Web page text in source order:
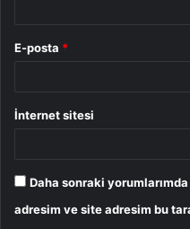
E-posta *
İnternet sitesi
Daha sonraki
adresim ve site adresim bu